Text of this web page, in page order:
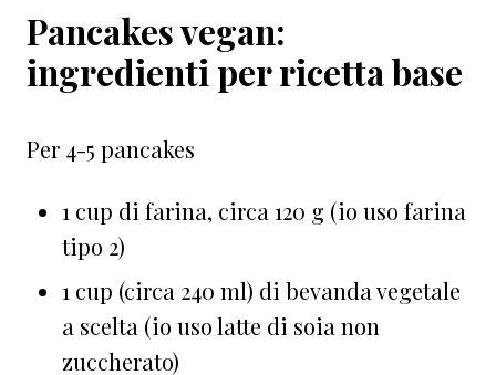
Pancakes vegan:
ingredienti per ricetta base
Per 4-5 pancakes
1 cup di farina, circa 120 g (io uso farina
tipo 2)
1 cup (circa 240 ml) di bevanda vegetale
a scelta (io uso latte di soia non
zuccherato)